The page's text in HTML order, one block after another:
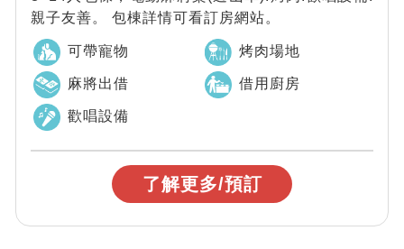
親子友善。 包棟詳情可看訂房網站。
可帶寵物 烤肉場地
麻將出借 借用廚房
歡唱設備
了解更多/預訂